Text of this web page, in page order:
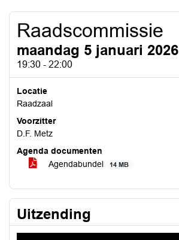
Raadscommissie
maandag 5 januari 2026
19:30 - 22:00
Locatie
Raadzaal
Voorzitter
D.F. Metz
Agenda documenten
Agendabundel
14 MB
Uitzending